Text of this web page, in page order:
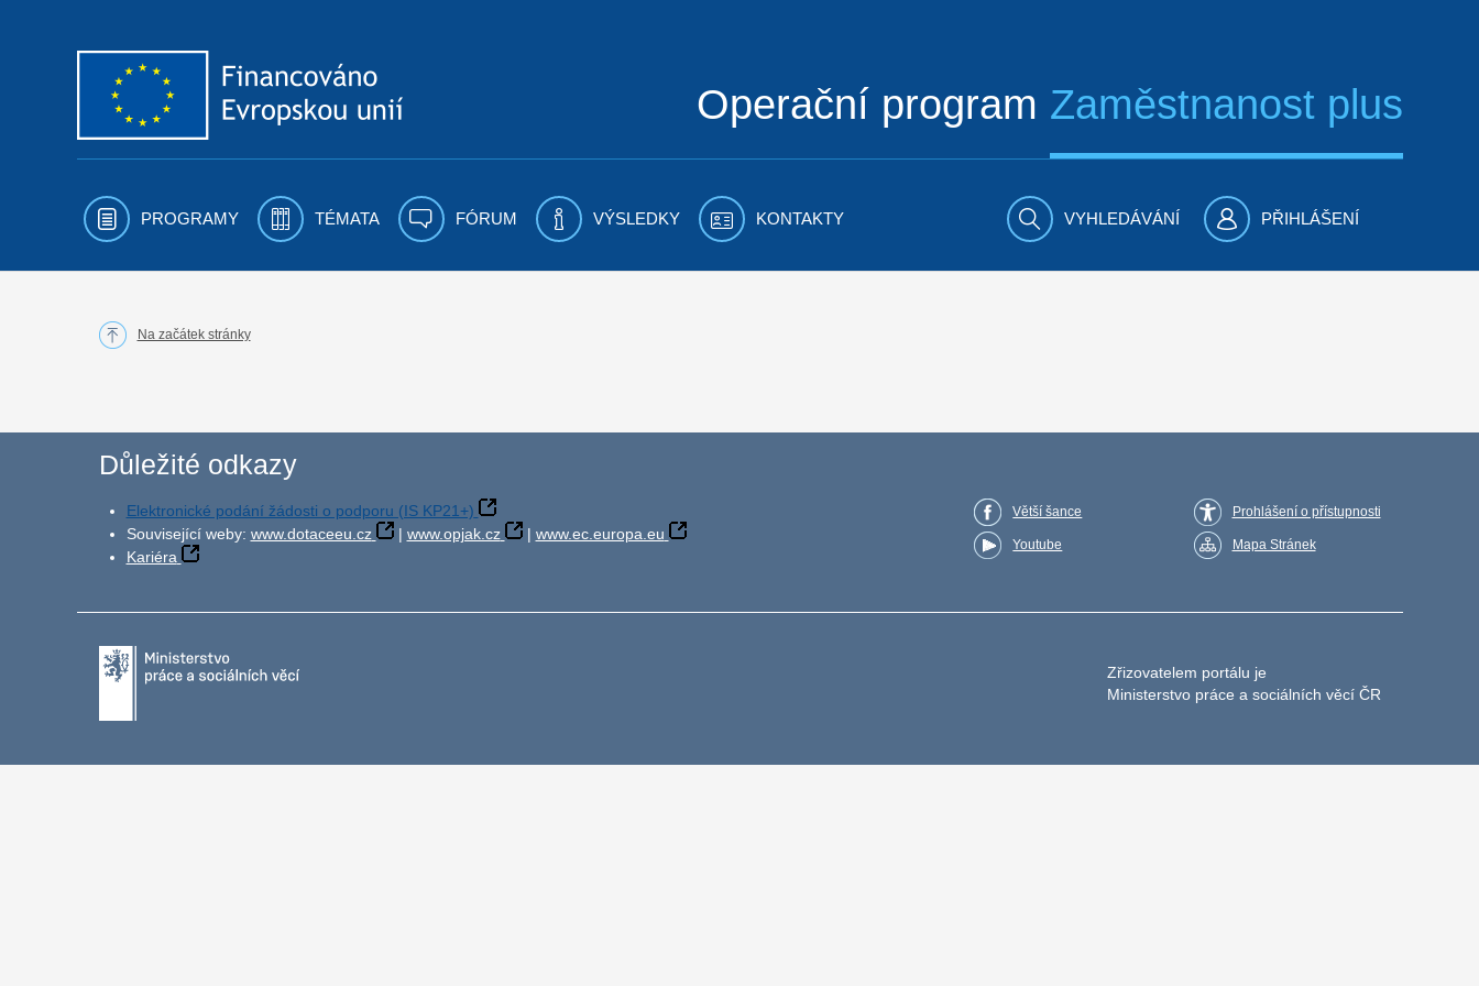
Operační program Zaměstnanost plus
PROGRAMY TÉMATA FÓRUM VÝSLEDKY KONTAKTY VYHLEDÁVÁNÍ PŘIHLÁŠENÍ
Na začátek stránky
Důležité odkazy
Elektronické podání žádosti o podporu (IS KP21+)
Související weby: www.dotaceeu.cz | www.opjak.cz | www.ec.europa.eu
Kariéra
Větší šance
Youtube
Prohlášení o přístupnosti
Mapa Stránek
Zřizovatelem portálu je
Ministerstvo práce a sociálních věcí ČR